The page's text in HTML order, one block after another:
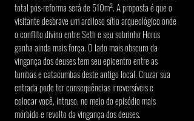
total pós-reforma será de 510m². A proposta é que o
visitante desbrave um ardiloso sítio arqueológico onde
o conflito divino entre Seth e seu sobrinho Horus
ganha ainda mais força. O lado mais obscuro da
vingança dos deuses tem seu epicentro entre as
tumbas e catacumbas deste antigo local. Cruzar sua
entrada pode ter consequências irreversíveis e
colocar você, intruso, no meio do episódio mais
mórbido e revolto da vingança dos deuses.